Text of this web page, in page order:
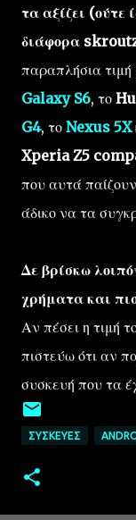
τα αξίζει (ούτε
διάφορα
παραπλήσια τιμή
Galaxy S6, το
G4, το Nexus 5X
Xperia Z5
που αυτά
άδικο να τα
Δε βρίσκω
χρήματα και
Αν πέσει η τιμή
πιστεύω ότι αν
συσκευή που τα
ΣΥΣΚΕΥΈΣ